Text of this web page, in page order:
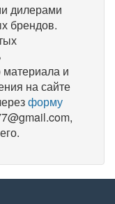
дилерами
брендов.
материала и
на сайте
форму